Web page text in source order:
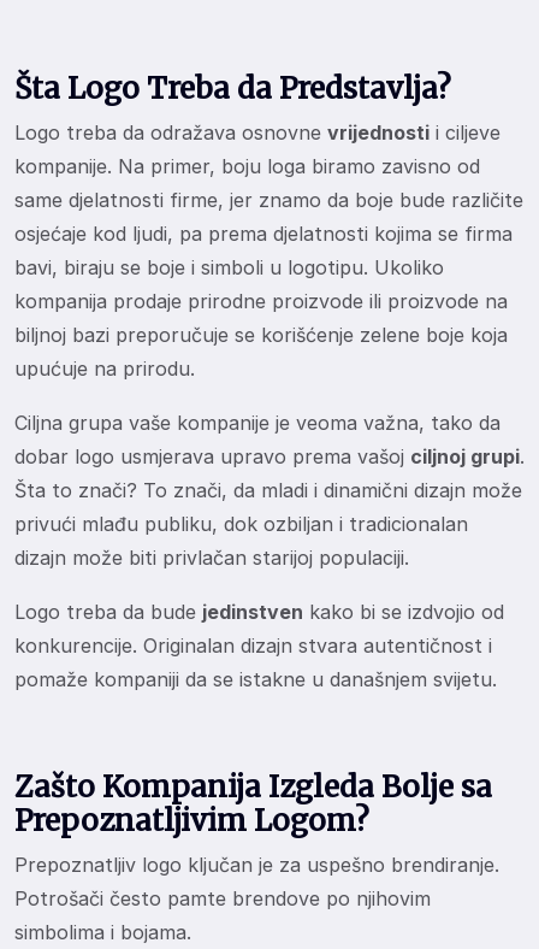
Šta Logo Treba da Predstavlja?
Logo treba da odražava osnovne vrijednosti i ciljeve
kompanije. Na primer, boju loga biramo zavisno od
same djelatnosti firme, jer znamo da boje bude različite
osjećaje kod ljudi, pa prema djelatnosti kojima se firma
bavi, biraju se boje i simboli u logotipu. Ukoliko
kompanija prodaje prirodne proizvode ili proizvode na
biljnoj bazi preporučuje se korišćenje zelene boje koja
upućuje na prirodu.
Ciljna grupa vaše kompanije je veoma važna, tako da
dobar logo usmjerava upravo prema vašoj ciljnoj grupi.
Šta to znači? To znači, da mladi i dinamični dizajn može
privući mlađu publiku, dok ozbiljan i tradicionalan
dizajn može biti privlačan starijoj populaciji.
Logo treba da bude jedinstven kako bi se izdvojio od
konkurencije. Originalan dizajn stvara autentičnost i
pomaže kompaniji da se istakne u današnjem svijetu.
Zašto Kompanija Izgleda Bolje sa
Prepoznatljivim Logom?
Prepoznatljiv logo ključan je za uspešno brendiranje.
Potrošači često pamte brendove po njihovim
simbolima i bojama.